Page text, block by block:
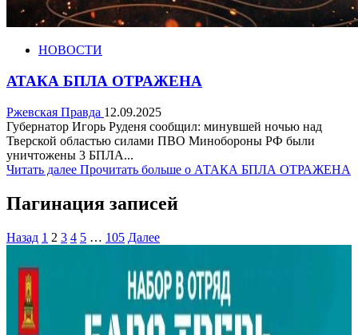
НОВОСТИ
АТАКА БПЛА ОТРАЖЕНА
Ржевская Правда 12.09.2025
Губернатор Игорь Руденя сообщил: минувшей ночью над
Тверской областью силами ПВО Минобороны РФ были
уничтожены 3 БПЛА...
Читать далее Прочитать больше о АТАКА БПЛА ОТРАЖЕНА
Пагинация записей
Назад 1 2 3 4 5 … 105 Далее